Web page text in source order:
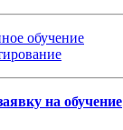
обучение
на обучение